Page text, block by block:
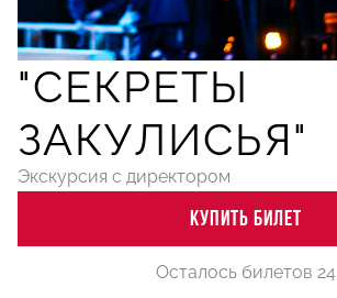
"СЕКРЕТЫ
ЗАКУЛИСЬЯ"
Экскурсия с директором
КУПИТЬ БИЛЕТ
Осталось билетов 24